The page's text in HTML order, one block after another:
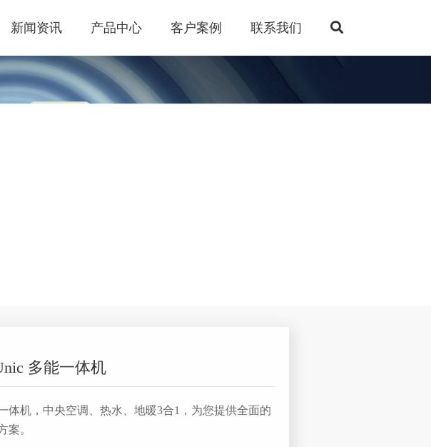
新闻资讯 产品中心 客户案例 联系我们
多能一体机
体机，中央空调、热水、地暖3合1，为您提供全面的
案。